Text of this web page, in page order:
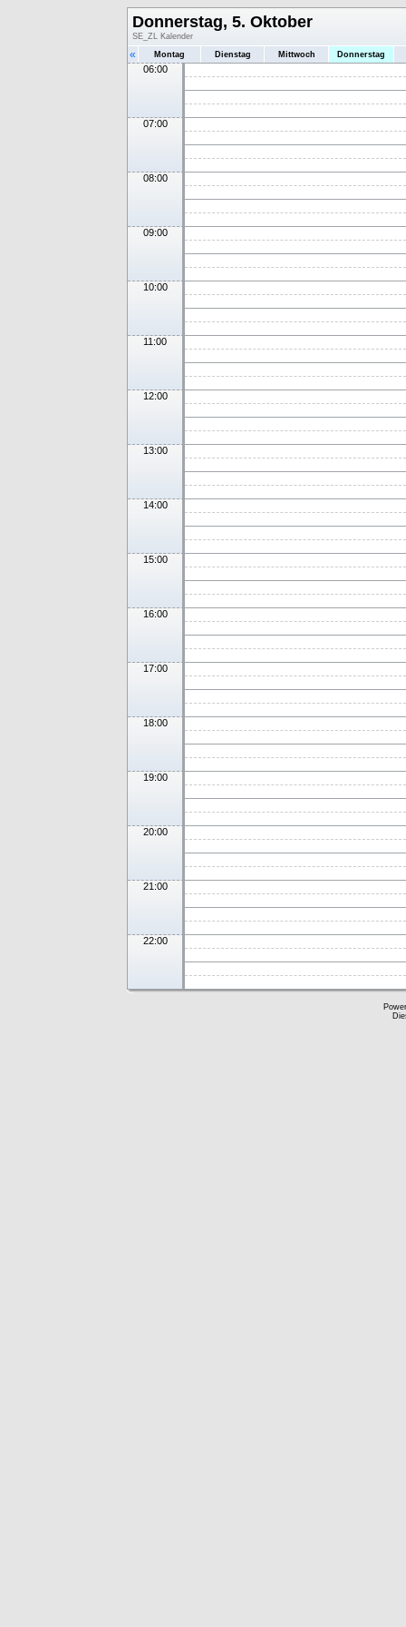
Donnerstag, 5. Oktober
SE_ZL Kalender
« Montag Dienstag Mittwoch Donnerstag
06:00
07:00
08:00
09:00
10:00
11:00
12:00
13:00
14:00
15:00
16:00
17:00
18:00
19:00
20:00
21:00
22:00